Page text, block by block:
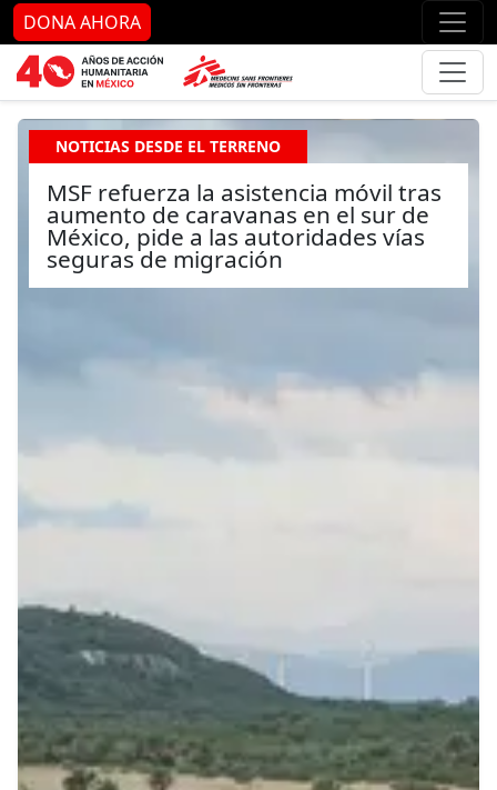
Ir al contenido principal Ir
DONA AHORA
NOTICIAS DESDE EL TERRENO
MSF refuerza la asistencia móvil tras
aumento de caravanas en el sur de
México, pide a las autoridades vías
seguras de migración